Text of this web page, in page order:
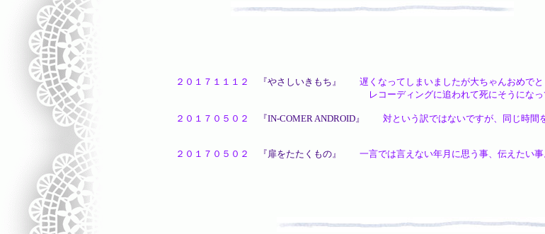
２０１７１１１２ 『やさしいきもち』
遅くなってしまいましたが大ちゃんおめでと
レコーディングに追われて死にそうになってましたがこ
２０１７０５０２ 『IN-COMER ANDROID』 対という訳ではないですが、同じ時間を
２０１７０５０２ 『扉をたたくもの』 一言では言えない年月に思う事、伝えたい事